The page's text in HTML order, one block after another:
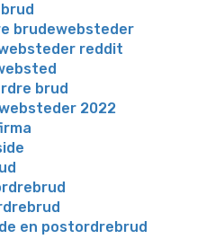
brudewebsteder
reddit
brud
2022
en postordrebrud